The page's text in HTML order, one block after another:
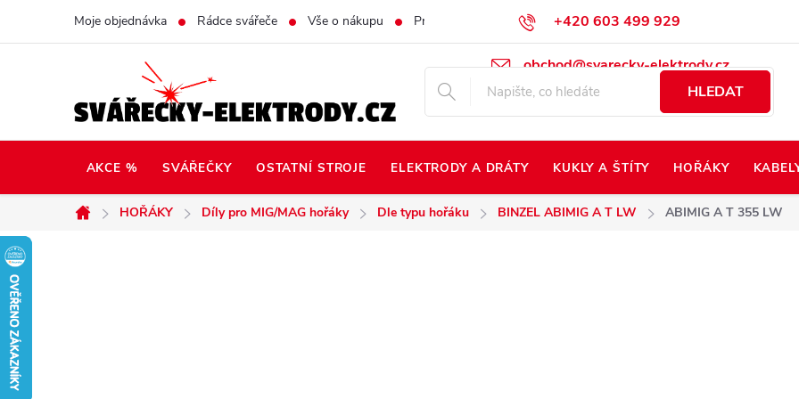
+420 603 499 929
obchod@svarecky-elektrody.cz
Moje objednávka Rádce svářeče Vše o nákupu Prodej na Slovensko Napište nám Kontakty
HLEDAT
AKCE % SVÁŘEČKY OSTATNÍ STROJE ELEKTRODY A DRÁTY KUKLY A ŠTÍTY HOŘÁKY
Domů
HOŘÁKY Díly pro MIG/MAG hořáky Dle typu hořáku BINZEL ABIMIG A T LW ABIMIG A T 355 LW